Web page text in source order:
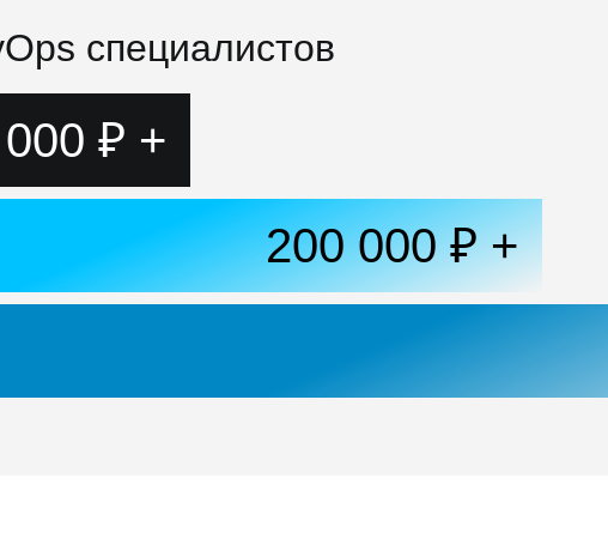
200 000 ₽ +
₽ +
специалистов